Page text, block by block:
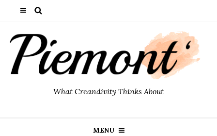
What Creandivity Thinks About
MENU